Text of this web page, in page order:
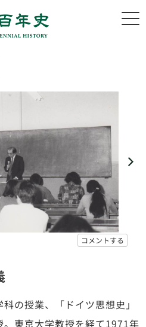
コメントする
の授業、「ドイツ思想史」
東京大学教授を経て1971年